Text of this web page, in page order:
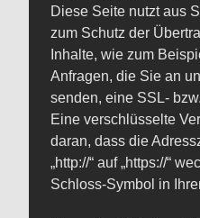
Diese Seite nutzt aus
zum Schutz der
Inhalte, wie zum
Anfragen, die Sie an
senden, eine SSL-
Eine verschlüsselte
daran, dass die
„http://“ auf „https://“
Schloss-Symbol in